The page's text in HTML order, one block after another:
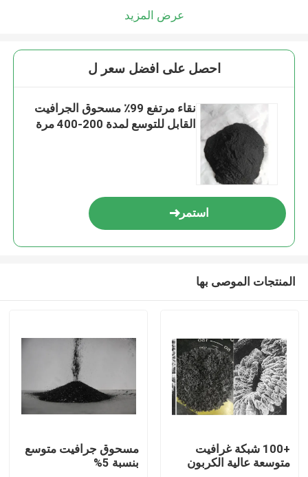
عرض المزيد
احصل على افضل سعر ل
نقاء مرتفع 99٪ مسحوق الجرافيت
القابل للتوسع لمدة 200-400 مرة
استمر
المنتجات الموصى بها
+100 شبكة غرافيت
متوسعة عالية الكربون
مسحوق جرافيت متوسع
بنسبة 5%